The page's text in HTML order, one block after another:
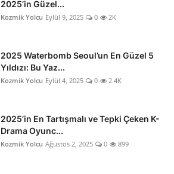
2025’in Güzel...
Kozmik Yolcu Eylül 9, 2025 0 2K
2025 Waterbomb Seoul’un En Güzel 5
Yıldızı: Bu Yaz...
Kozmik Yolcu Eylül 4, 2025 0 2.4K
2025’in En Tartışmalı ve Tepki Çeken K-
Drama Oyunc...
Kozmik Yolcu Ağustos 2, 2025 0 899